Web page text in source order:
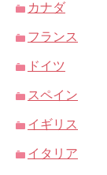
カナダ
フランス
ドイツ
スペイン
イギリス
イタリア